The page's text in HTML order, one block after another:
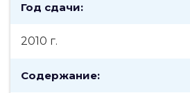
Год сдачи:
2010 г.
Содержание: